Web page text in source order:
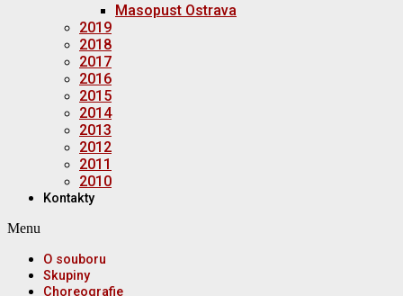
Masopust Ostrava
2019
2018
2017
2016
2015
2014
2013
2012
2011
2010
Kontakty
Menu
O souboru
Skupiny
Choreografie